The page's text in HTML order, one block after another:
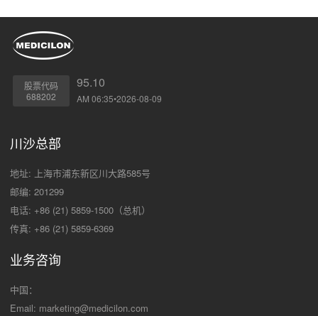
股票代码
688202
95.10
AM 06:35•2026-08-09
川沙总部
地址: 上海市浦东新区川大路585号
邮编: 201299
电话: +86 (21) 5859-1500（总机）
传真: +86 (21) 5859-6369
业务咨询
中国：
Email: marketing@medicilon.com